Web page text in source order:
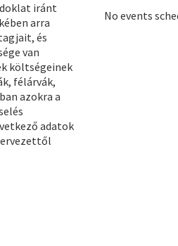
iránt
arra
és
van
költségeinek
félárvák,
azokra a
adatok
No events